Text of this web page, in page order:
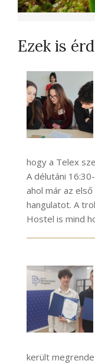
Ezek is
hogy a Telex
A délutáni
ahol már az
hangulatot. A
Hostel is mind
került